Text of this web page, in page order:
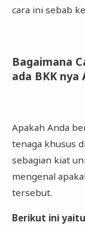
cara ini sebab
Bagaimana
ada BKK nya
Apakah Anda
tenaga khusus
sebagian kiat
mengenal
tersebut.
Berikut ini